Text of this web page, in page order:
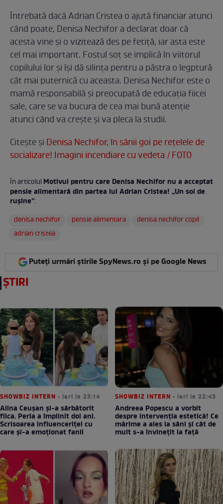
Întrebată dacă Adrian Cristea o ajută financiar atunci
când poate, Denisa Nechifor a declarat doar că
acesta vine și o vizitează des pe fetiță, iar asta este
cel mai important. Fostul soț se implică în viitorul
copilului lor și își dă silința pentru a păstra o legptură
cât mai puternică cu aceasta. Denisa Nechifor este o
mamă responsabilă și preocupată de educația fiicei
sale, care se va bucura de cea mai bună atenție
atunci când va crește și va pleca la studii.
Citește și Denisa Nechifor, în sânii goi pe rețelele de
socializare! Imagini incendiare cu vedeta / FOTO
În articolulMotivul pentru care Denisa Nechifor nu a acceptat
pensie alimentară din partea lui Adrian Cristea! „Un soi de
rușine”:
denisa nechifor
pensie alimentara
denisa nechifor copil
adrian cristea
Puteți urmări știrile SpyNews.ro și pe Google News
ȘTIRI
SHOWBIZ INTERN • ieri la 23:14
Alina Ceușan și-a sărbătorit
fiica. Perla a împlinit doi ani.
Scrisoarea influenceriței cu
care și-a emoționat fanii
SHOWBIZ INTERN • ieri la 22:43
Andreea Popescu a vorbit
despre intervenția estetică! Ce
mărime a ales la sâni și cât de
mult s-a învinețit la față